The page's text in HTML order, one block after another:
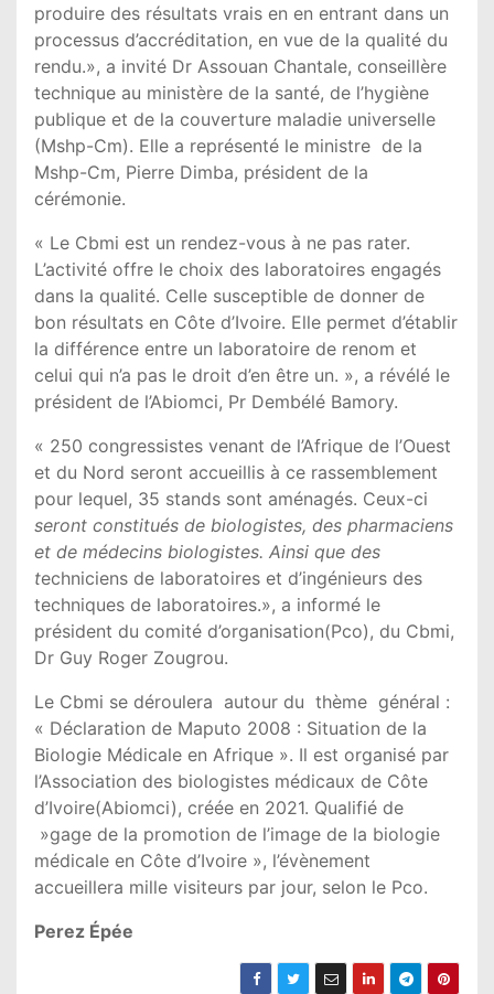
produire des résultats vrais en en entrant dans un
processus d’accréditation, en vue de la qualité du
rendu.», a invité Dr Assouan Chantale, conseillère
technique au ministère de la santé, de l’hygiène
publique et de la couverture maladie universelle
(Mshp-Cm). Elle a représenté le ministre de la
Mshp-Cm, Pierre Dimba, président de la
cérémonie.
« Le Cbmi est un rendez-vous à ne pas rater.
L’activité offre le choix des laboratoires engagés
dans la qualité. Celle susceptible de donner de
bon résultats en Côte d’Ivoire. Elle permet d’établir
la différence entre un laboratoire de renom et
celui qui n’a pas le droit d’en être un. », a révélé le
président de l’Abiomci, Pr Dembélé Bamory.
« 250 congressistes venant de l’Afrique de l’Ouest
et du Nord seront accueillis à ce rassemblement
pour lequel, 35 stands sont aménagés. Ceux-ci
seront constitués de biologistes, des pharmaciens
et de médecins biologistes. Ainsi que des
techniciens de laboratoires et d’ingénieurs des
techniques de laboratoires.», a informé le
président du comité d’organisation(Pco), du Cbmi,
Dr Guy Roger Zougrou.
Le Cbmi se déroulera autour du thème général :
« Déclaration de Maputo 2008 : Situation de la
Biologie Médicale en Afrique ». Il est organisé par
l’Association des biologistes médicaux de Côte
d’Ivoire(Abiomci), créée en 2021. Qualifié de
»gage de la promotion de l’image de la biologie
médicale en Côte d’Ivoire », l’évènement
accueillera mille visiteurs par jour, selon le Pco.
Perez Épée